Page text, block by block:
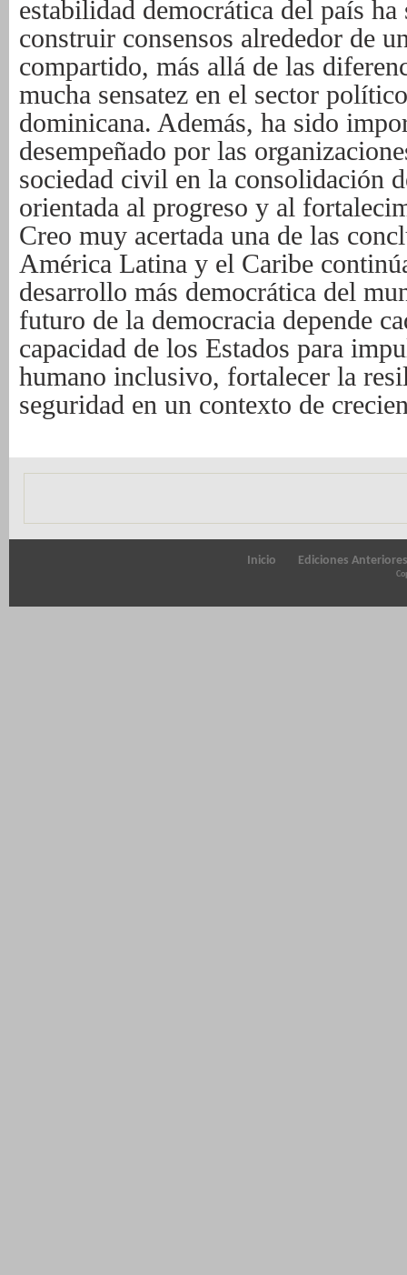
estabilidad democrática del país
construir consensos alrededor de
compartido, más allá de las
mucha sensatez en el sector
dominicana. Además, ha sido
desempeñado por las
sociedad civil en la consolidación
orientada al progreso y al
Creo muy acertada una de las
América Latina y el Caribe
desarrollo más democrática del
futuro de la democracia depende
capacidad de los Estados para
humano inclusivo, fortalecer la
seguridad en un contexto de
Inicio Ediciones Anteriores